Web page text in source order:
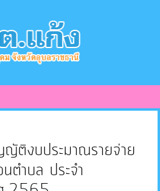
ติงบประมาณรายจ่าย
ตำบล ประจำ